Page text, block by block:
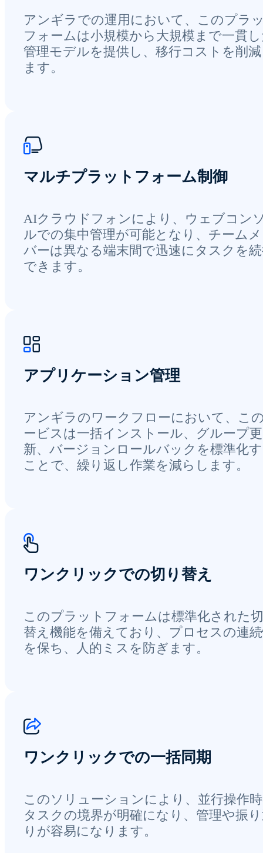
アンギラでの運用において、このプラ
フォームは小規模から大規模まで一貫
管理モデルを提供し、移行コストを削
ます。
マルチプラットフォーム制御
AIクラウドフォンにより、ウェブコン
ルでの集中管理が可能となり、チーム
バーは異なる端末間で迅速にタスクを
できます。
アプリケーション管理
アンギラのワークフローにおいて、こ
ービスは一括インストール、グループ更
新、バージョンロールバックを標準化
ことで、繰り返し作業を減らします。
ワンクリックでの切り替え
このプラットフォームは標準化された
替え機能を備えており、プロセスの連
を保ち、人的ミスを防ぎます。
ワンクリックでの一括同期
このソリューションにより、並行操作
タスクの境界が明確になり、管理や振
りが容易になります。